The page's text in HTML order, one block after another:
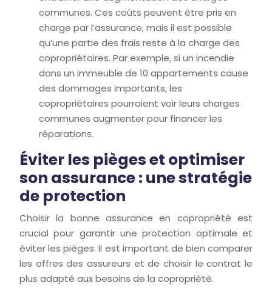
communes. Ces coûts peuvent être pris en
charge par l’assurance, mais il est possible
qu’une partie des frais reste à la charge des
copropriétaires. Par exemple, si un incendie
dans un immeuble de 10 appartements cause
des dommages importants, les
copropriétaires pourraient voir leurs charges
communes augmenter pour financer les
réparations.
Éviter les pièges et optimiser
son assurance : une stratégie
de protection
Choisir la bonne assurance en copropriété est
crucial pour garantir une protection optimale et
éviter les pièges. Il est important de bien comparer
les offres des assureurs et de choisir le contrat le
plus adapté aux besoins de la copropriété.